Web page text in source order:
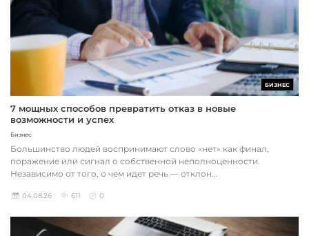
БИЗНЕС
7 мощных способов превратить отказ в новые
возможности и успех
Бизнес
Большинство людей воспринимают слово «нет» как финал,
поражение или сигнал о собственной неполноценности.
Независимо от того, о чем идет речь — отклон...
04.08.26 611 0